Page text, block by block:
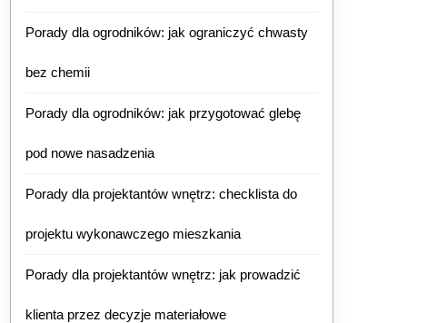
Porady dla ogrodników: jak ograniczyć chwasty
bez chemii
Porady dla ogrodników: jak przygotować glebę
pod nowe nasadzenia
Porady dla projektantów wnętrz: checklista do
projektu wykonawczego mieszkania
Porady dla projektantów wnętrz: jak prowadzić
klienta przez decyzje materiałowe